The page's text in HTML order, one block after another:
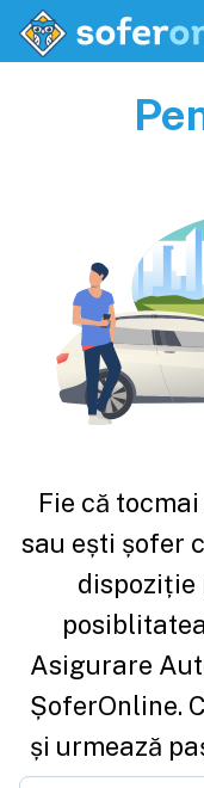
Fie că
sau ești șofer
Asigurare
ȘoferOnline.
și urmează